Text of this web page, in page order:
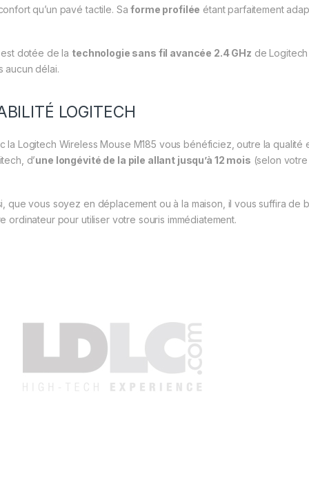
qu’un pavé tactile. Saforme profilée étant parfaitement
est dotée de la technologie sans fil avancée 2.4 GHz de
aucun délai.
LOGITECH
la Logitech Wireless Mouse M185 vous bénéficiez, outre la
d’une longévité de la pile allant jusqu’à 12 mois (selon
que vous soyez en déplacement ou à la maison, il vous suffira
ordinateur pour utiliser votre souris immédiatement.